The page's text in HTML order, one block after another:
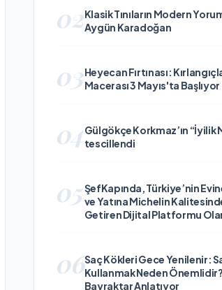
02Klasik Tınıların Modern
Aygün Karadoğan
03Heyecan Fırtınası:
Macerası 3 Mayıs'ta Başlıyor
04Gülgökçe Korkmaz’ın “İyilik
tescillendi
05ŞefKapında, Türkiye’nin
ve Yatına Michelin
Getiren Dijital Platformu
06Saç Kökleri Gece Yenilenir:
Kullanmak Neden
Bayraktar Anlatıyor